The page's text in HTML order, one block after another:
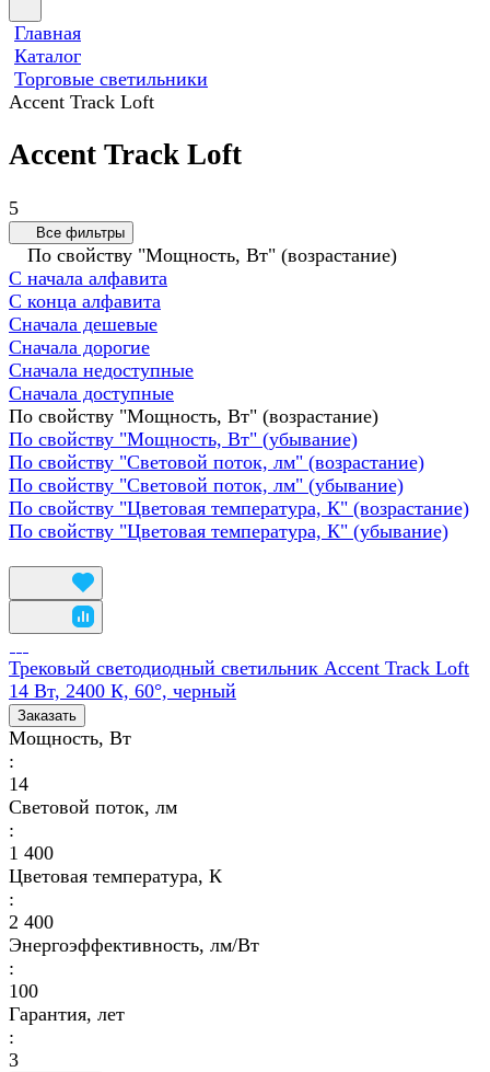
Главная
Каталог
Торговые светильники
Accent Track Loft
Accent Track Loft
5
Все фильтры
По свойству "Мощность, Вт" (возрастание)
С начала алфавита
С конца алфавита
Сначала дешевые
Сначала дорогие
Сначала недоступные
Сначала доступные
По свойству "Мощность, Вт" (возрастание)
По свойству "Мощность, Вт" (убывание)
По свойству "Световой поток, лм" (возрастание)
По свойству "Световой поток, лм" (убывание)
По свойству "Цветовая температура, К" (возрастание)
По свойству "Цветовая температура, К" (убывание)
Трековый светодиодный светильник Accent Track Loft
14 Вт, 2400 К, 60°, черный
Заказать
Мощность, Вт
:
14
Световой поток, лм
:
1 400
Цветовая температура, К
:
2 400
Энергоэффективность, лм/Вт
:
100
Гарантия, лет
:
3